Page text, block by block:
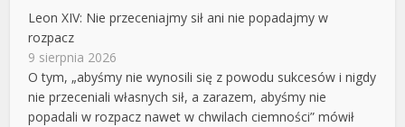
Leon XIV: Nie przeceniajmy sił ani nie popadajmy w
rozpacz
9 sierpnia 2026
O tym, „abyśmy nie wynosili się z powodu sukcesów i nigdy
nie przeceniali własnych sił, a zarazem, abyśmy nie
popadali w rozpacz nawet w chwilach ciemności” mówił